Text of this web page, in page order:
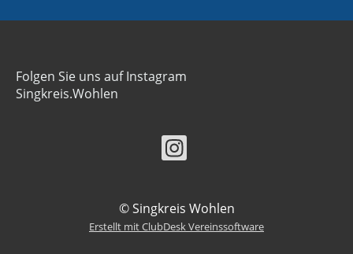
Folgen Sie uns auf Instagram
Singkreis.Wohlen
© Singkreis Wohlen
Erstellt mit ClubDesk Vereinssoftware